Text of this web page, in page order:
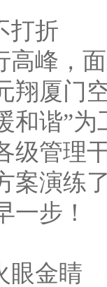
打折
高峰，
翔厦门
和谐”
级管理
案演练
一步！
眼金